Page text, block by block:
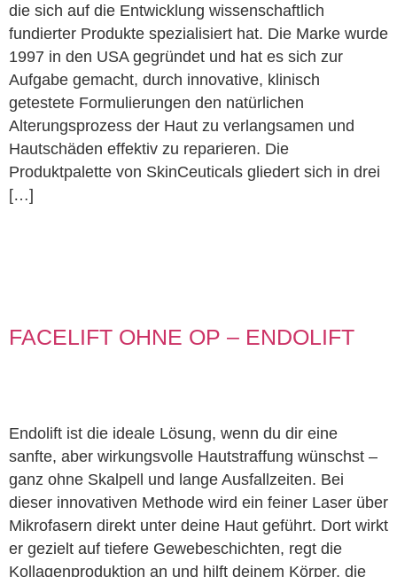
die sich auf die Entwicklung wissenschaftlich
fundierter Produkte spezialisiert hat. Die Marke wurde
1997 in den USA gegründet und hat es sich zur
Aufgabe gemacht, durch innovative, klinisch
getestete Formulierungen den natürlichen
Alterungsprozess der Haut zu verlangsamen und
Hautschäden effektiv zu reparieren. Die
Produktpalette von SkinCeuticals gliedert sich in drei
[…]
FACELIFT OHNE OP – ENDOLIFT
Endolift ist die ideale Lösung, wenn du dir eine
sanfte, aber wirkungsvolle Hautstraffung wünschst –
ganz ohne Skalpell und lange Ausfallzeiten. Bei
dieser innovativen Methode wird ein feiner Laser über
Mikrofasern direkt unter deine Haut geführt. Dort wirkt
er gezielt auf tiefere Gewebeschichten, regt die
Kollagenproduktion an und hilft deinem Körper, die